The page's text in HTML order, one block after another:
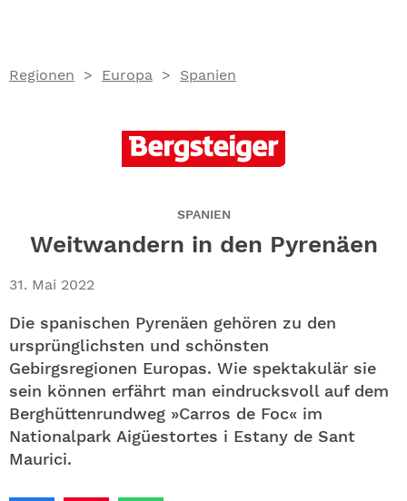
Regionen Europa Spanien
SPANIEN
Weitwandern in den Pyrenäen
31. Mai 2022
Die spanischen Pyrenäen gehören zu den
ursprünglichsten und schönsten
Gebirgsregionen Europas. Wie spektakulär sie
sein können erfährt man eindrucksvoll auf dem
Berghüttenrundweg »Carros de Foc« im
Nationalpark Aigüestortes i Estany de Sant
Maurici.
NEWSLETTER
ALLE THEMEN
SHOP